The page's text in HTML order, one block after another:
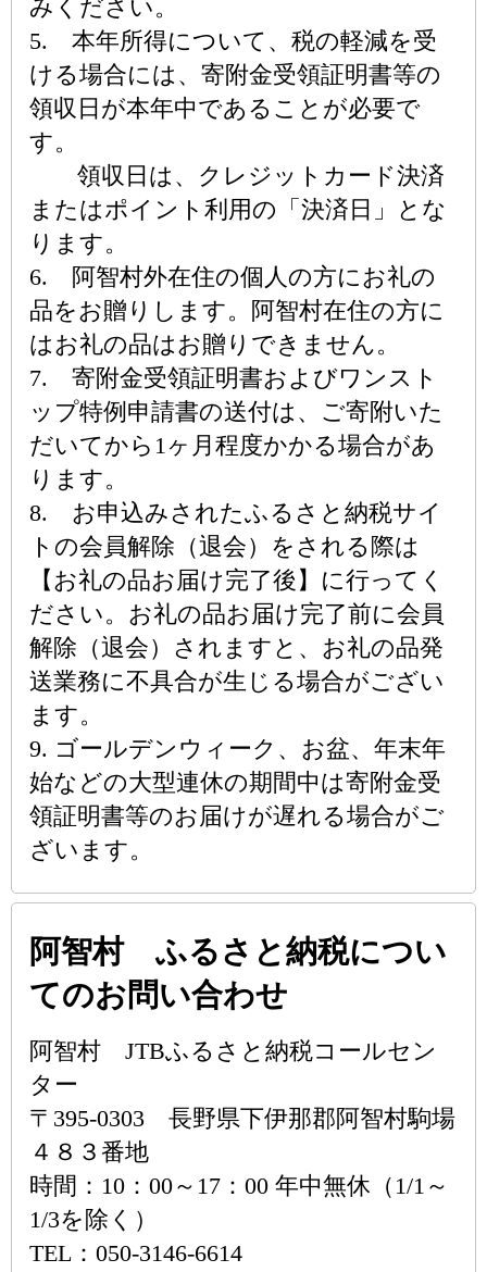
みください。
5. 本年所得について、税の軽減を受
ける場合には、寄附金受領証明書等の
領収日が本年中であることが必要で
す。
領収日は、クレジットカード決済
またはポイント利用の「決済日」とな
ります。
6. 阿智村外在住の個人の方にお礼の
品をお贈りします。阿智村在住の方に
はお礼の品はお贈りできません。
7. 寄附金受領証明書およびワンスト
ップ特例申請書の送付は、ご寄附いた
だいてから1ヶ月程度かかる場合があ
ります。
8. お申込みされたふるさと納税サイ
トの会員解除（退会）をされる際は
【お礼の品お届け完了後】に行ってく
ださい。お礼の品お届け完了前に会員
解除（退会）されますと、お礼の品発
送業務に不具合が生じる場合がござい
ます。
9. ゴールデンウィーク、お盆、年末年
始などの大型連休の期間中は寄附金受
領証明書等のお届けが遅れる場合がご
ざいます。
阿智村 ふるさと納税につい
てのお問い合わせ
阿智村 JTBふるさと納税コールセン
ター
〒395-0303 長野県下伊那郡阿智村駒場
４８３番地
時間：10：00～17：00 年中無休（1/1～
1/3を除く）
TEL：050-3146-6614